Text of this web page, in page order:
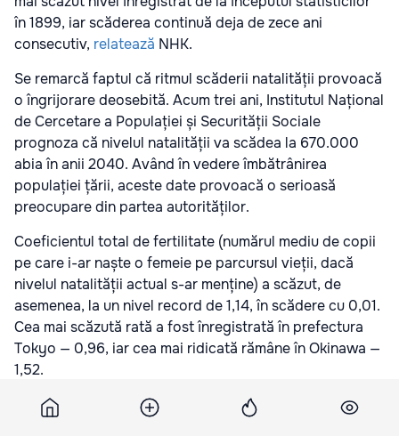
în 1899, iar scăderea continuă deja de zece ani
consecutiv, relatează NHK.
Se remarcă faptul că ritmul scăderii natalității provoacă
o îngrijorare deosebită. Acum trei ani, Institutul Național
de Cercetare a Populației și Securității Sociale
prognoza că nivelul natalității va scădea la 670.000
abia în anii 2040. Având în vedere îmbătrânirea
populației țării, aceste date provoacă o serioasă
preocupare din partea autorităților.
Coeficientul total de fertilitate (numărul mediu de copii
pe care i-ar naște o femeie pe parcursul vieții, dacă
nivelul natalității actual s-ar menține) a scăzut, de
asemenea, la un nivel record de 1,14, în scădere cu 0,01.
Cea mai scăzută rată a fost înregistrată în prefectura
Tokyo — 0,96, iar cea mai ridicată rămâne în Okinawa —
1,52.
Abonați-vă la știrile Point.md pe Google